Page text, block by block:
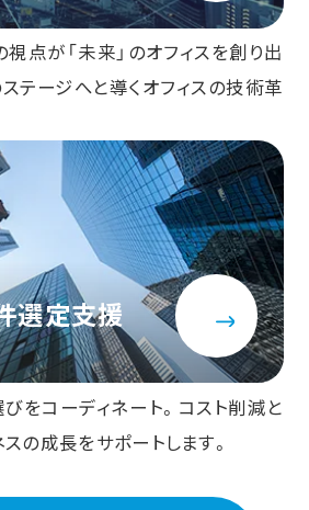
視点が「未来」のオフィスを創り出
テージへと導くオフィスの技術革
選定支援
をコーディネート。コスト削減と
の成長をサポートします。